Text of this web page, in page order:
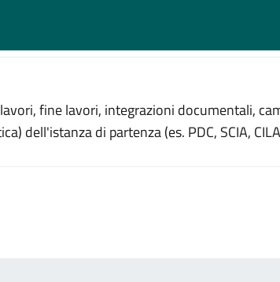
fine lavori, integrazioni documentali,
dell'istanza di partenza (es. PDC, SCIA,